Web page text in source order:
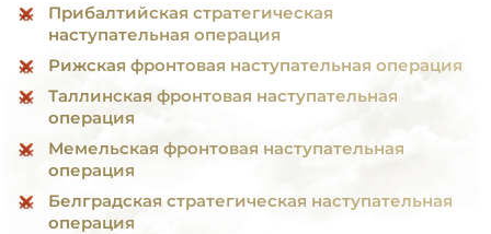
Прибалтийская стратегическая
наступательная операция
Рижская фронтовая наступательная операция
Таллинская фронтовая наступательная
операция
Мемельская фронтовая наступательная
операция
Белградская стратегическая наступательная
операция